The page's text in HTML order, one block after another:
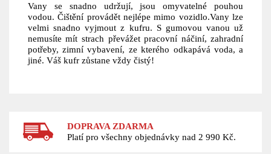
Vany se snadno udržují, jsou omyvatelné pouhou
vodou. Čištění provádět nejlépe mimo vozidlo.Vany lze
velmi snadno vyjmout z kufru. S gumovou vanou už
nemusíte mít strach převážet pracovní náčiní, zahradní
potřeby, zimní vybavení, ze kterého odkapává voda, a
jiné. Váš kufr zůstane vždy čistý!
DOPRAVA ZDARMA
Platí pro všechny objednávky nad 2 990 Kč.